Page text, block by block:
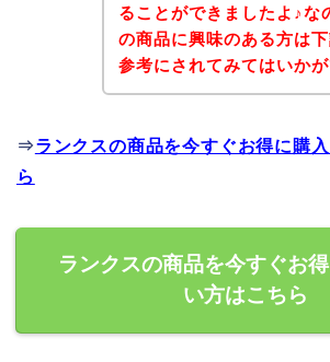
ることができましたよ♪な
の商品に興味のある方は
参考にされてみてはいか
⇒ランクスの商品を今すぐお得に購
ら
ランクスの商品を今すぐお
い方はこちら